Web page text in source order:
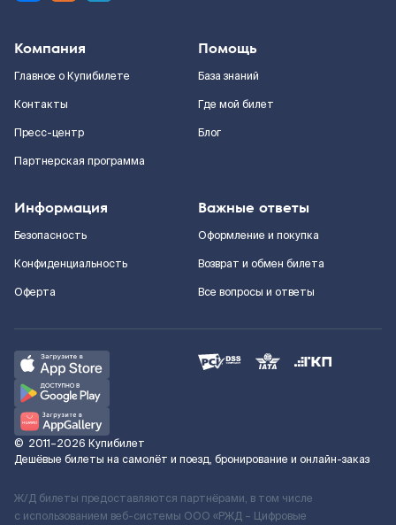
Компания
Главное о Купибилете
Контакты
Пресс-центр
Партнерская программа
Помощь
База знаний
Где мой билет
Блог
Информация
Безопасность
Конфиденциальность
Оферта
Важные ответы
Оформление и покупка
Возврат и обмен билета
Все вопросы и ответы
© 2011–2026 Купибилет
Дешёвые билеты на самолёт и поезд, бронирование и онлайн-заказ
Ж/Д билеты предоставляются партнёрами, в том числе
с использованием веб-системы ООО «РЖД – Цифровые